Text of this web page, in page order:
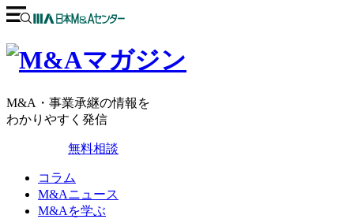
M&A・事業承継の情報を
わかりやすく発信
無料相談
コラム
M&Aニュース
M&Aを学ぶ